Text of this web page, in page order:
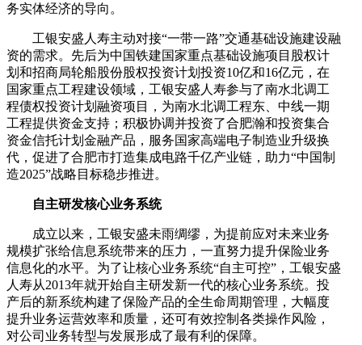
务实体经济的导向。
工银安盛人寿主动对接“一带一路”交通基础设施建设融
资的需求。先后为中国铁建国家重点基础设施项目股权计
划和招商局轮船股份股权投资计划投资10亿和16亿元，在
国家重点工程建设领域，工银安盛人寿参与了南水北调工
程债权投资计划融资项目，为南水北调工程东、中线一期
工程提供资金支持；积极协调并投资了合肥瀚和投资集合
资金信托计划金融产品，服务国家高端电子制造业升级换
代，促进了合肥市打造集成电路千亿产业链，助力“中国制
造2025”战略目标稳步推进。
自主研发核心业务系统
成立以来，工银安盛未雨绸缪，为提前应对未来业务
规模扩张给信息系统带来的压力，一直努力提升保险业务
信息化的水平。为了让核心业务系统“自主可控”，工银安盛
人寿从2013年就开始自主研发新一代的核心业务系统。投
产后的新系统构建了保险产品的全生命周期管理，大幅度
提升业务运营效率和质量，还可有效控制各类操作风险，
对公司业务转型与发展形成了最有利的保障。